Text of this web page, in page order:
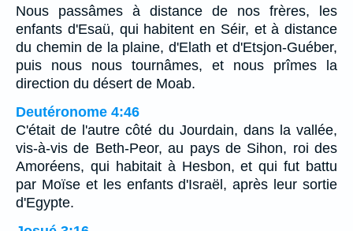
Nous passâmes à distance de nos frères, les
enfants d'Esaü, qui habitent en Séir, et à distance
du chemin de la plaine, d'Elath et d'Etsjon-Guéber,
puis nous nous tournâmes, et nous prîmes la
direction du désert de Moab.
Deutéronome 4:46
C'était de l'autre côté du Jourdain, dans la vallée,
vis-à-vis de Beth-Peor, au pays de Sihon, roi des
Amoréens, qui habitait à Hesbon, et qui fut battu
par Moïse et les enfants d'Israël, après leur sortie
d'Egypte.